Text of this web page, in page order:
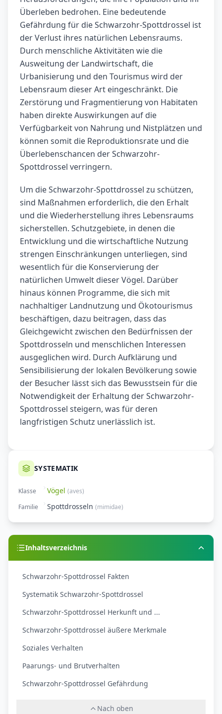
Überleben bedrohen. Eine bedeutende
Gefährdung für die Schwarzohr-Spottdrossel ist
der Verlust ihres natürlichen Lebensraums.
Durch menschliche Aktivitäten wie die
Ausweitung der Landwirtschaft, die
Urbanisierung und den Tourismus wird der
Lebensraum dieser Art eingeschränkt. Die
Zerstörung und Fragmentierung von Habitaten
haben direkte Auswirkungen auf die
Verfügbarkeit von Nahrung und Nistplätzen und
können somit die Reproduktionsrate und die
Überlebenschancen der Schwarzohr-
Spottdrossel verringern.
Um die Schwarzohr-Spottdrossel zu schützen,
sind Maßnahmen erforderlich, die den Erhalt
und die Wiederherstellung ihres Lebensraums
sicherstellen. Schutzgebiete, in denen die
Entwicklung und die wirtschaftliche Nutzung
strengen Einschränkungen unterliegen, sind
wesentlich für die Konservierung der
natürlichen Umwelt dieser Vögel. Darüber
hinaus können Programme, die sich mit
nachhaltiger Landnutzung und Ökotourismus
beschäftigen, dazu beitragen, dass das
Gleichgewicht zwischen den Bedürfnissen der
Spottdrosseln und menschlichen Interessen
ausgeglichen wird. Durch Aufklärung und
Sensibilisierung der lokalen Bevölkerung sowie
der Besucher lässt sich das Bewusstsein für die
Notwendigkeit der Erhaltung der Schwarzohr-
Spottdrossel steigern, was für deren
langfristigen Schutz unerlässlich ist.
SYSTEMATIK
Klasse Vögel (aves)
Familie
Spottdrosseln (mimidae)
Inhaltsverzeichnis
Schwarzohr-Spottdrossel Fakten
Systematik Schwarzohr-Spottdrossel
Schwarzohr-Spottdrossel Herkunft und ...
Schwarzohr-Spottdrossel äußere Merkmale
Soziales Verhalten
Paarungs- und Brutverhalten
Schwarzohr-Spottdrossel Gefährdung
Nach oben